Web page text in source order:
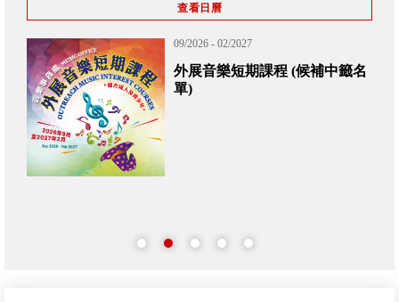
查看日曆
09/2026 - 02/2027
外展音樂短期課程 (候補中籤名
單)